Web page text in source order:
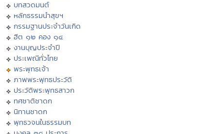
บทสวดมนต์
หลักธรรมนำสุขฯ
กรรมฐานประจำวันเกิด
ฮีต ๑๒ คอง ๑๔
งานบุญประจำปี
ประเพณีทั่วไทย
พระพุทธเจ้า
ภาพพระพุทธประวัติ
ประวัติพระพุทธสาวก
ทศชาติชาดก
นิทานชาดก
พุทธวจนในธรรมบท